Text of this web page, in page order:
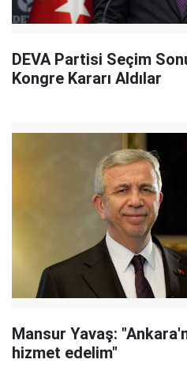
DEVA Partisi Seçim
Kongre Kararı Aldılar
Mansur Yavaş:
hizmet edelim"